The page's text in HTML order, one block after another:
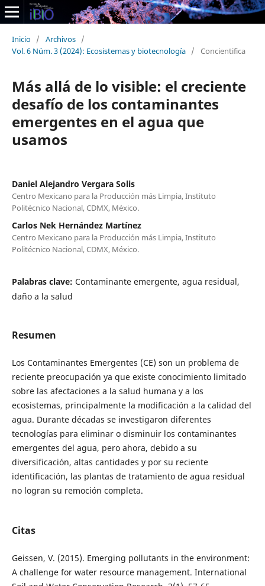
Inicio / Archivos /
Vol. 6 Núm. 3 (2024): Ecosistemas y biotecnología / Concientifica
Más allá de lo visible: el creciente
desafío de los contaminantes
emergentes en el agua que
usamos
Daniel Alejandro Vergara Solis
Centro Mexicano para la Producción más Limpia, Instituto
Politécnico Nacional, CDMX, México.
Carlos Nek Hernández Martínez
Centro Mexicano para la Producción más Limpia, Instituto
Politécnico Nacional, CDMX, México.
Palabras clave: Contaminante emergente, agua residual,
daño a la salud
Resumen
Los Contaminantes Emergentes (CE) son un problema de
reciente preocupación ya que existe conocimiento limitado
sobre las afectaciones a la salud humana y a los
ecosistemas, principalmente la modificación a la calidad del
agua. Durante décadas se investigaron diferentes
tecnologías para eliminar o disminuir los contaminantes
emergentes del agua, pero ahora, debido a su
diversificación, altas cantidades y por su reciente
identificación, las plantas de tratamiento de agua residual
no logran su remoción completa.
Citas
Geissen, V. (2015). Emerging pollutants in the environment:
A challenge for water resource management. International